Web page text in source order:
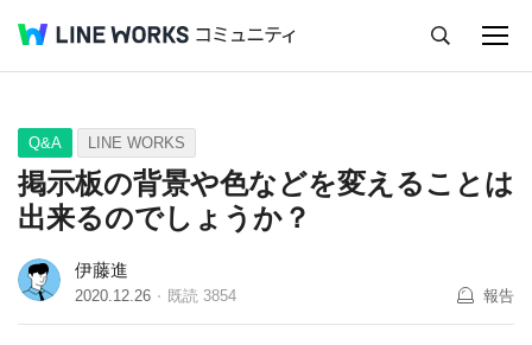
Q&A Tips Ideas
Q&A LINE WORKS
掲示板の背景や色などを変えることは
出来るのでしょうか？
伊藤進
2020.12.26 既読 3854 報告